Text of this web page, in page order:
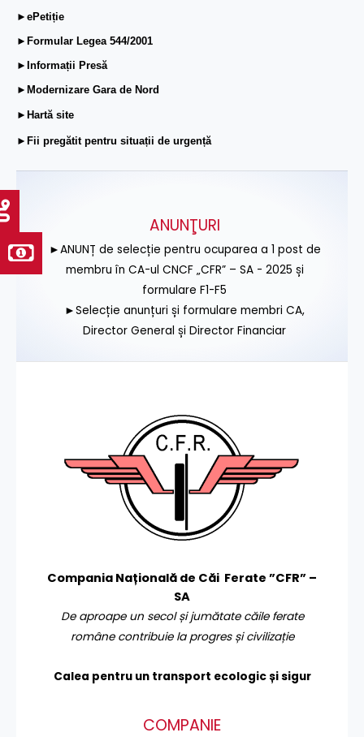
►ePetiție
►Formular Legea 544/2001
►Informații Presă
►Modernizare Gara de Nord
►Hartă site
►Fii pregătit pentru situații de urgență
ANUNŢURI
►ANUNȚ de selecție pentru ocuparea a 1 post de
membru în CA-ul CNCF „CFR” – SA - 2025 și
formulare F1-F5
►Selecție anunțuri și formulare membri CA,
Director General și Director Financiar
Compania Națională de Căi Ferate ”CFR” –
SA
De aproape un secol și jumătate căile ferate
române contribuie la progres și civilizație
Calea pentru un transport ecologic și sigur
COMPANIE